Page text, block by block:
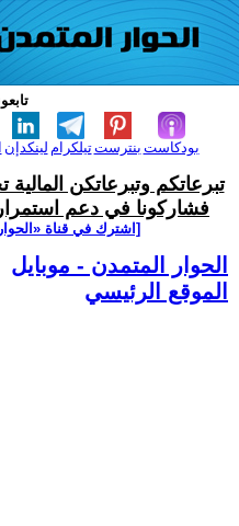
لينكدإن تيلكرامبنترست بودكاست
تبرعاتكم وتبرعاتكن
فشاركونا في دعم
[اشترك في قناة
الحوار المتمدن - موبايل
الموقع الرئيسي